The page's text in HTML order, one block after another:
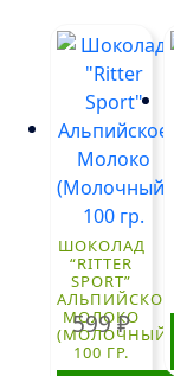
ШОКОЛАД
“RITTER
SPORT”
АЛЬПИЙСКОЕ
МОЛОКО
(МОЛОЧНЫЙ)
100 ГР.
599₽